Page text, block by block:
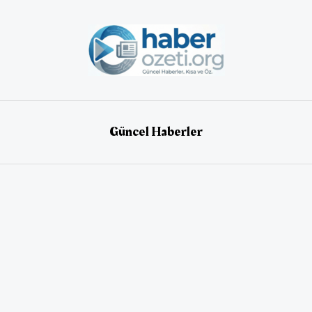
Güncel Haberler